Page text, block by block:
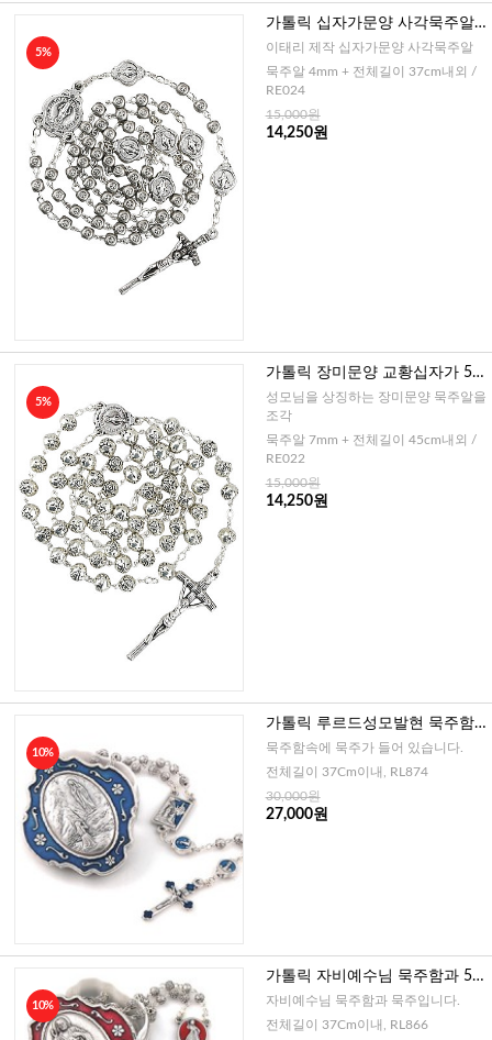
5%
가톨릭 십자가문양 사각묵주알 5
단묵주(이태리)-4mm
이태리 제작 십자가문양 사각묵주알
묵주알 4mm + 전체길이 37cm내외 /
RE024
15,000원
14,250원
5%
가톨릭 장미문양 교황십자가 5단
묵주(이태리)-7mm
성모님을 상징하는 장미문양 묵주알을
조각
묵주알 7mm + 전체길이 45cm내외 /
RE022
15,000원
14,250원
10%
가톨릭 루르드성모발현 묵주함
과 5단묵주 4mm (이태리)
묵주함속에 묵주가 들어 있습니다.
전체길이 37Cm이내, RL874
30,000원
27,000원
10%
가톨릭 자비예수님 묵주함과 5단
묵주 4mm (이태리)
자비예수님 묵주함과 묵주입니다.
전체길이 37Cm이내, RL866